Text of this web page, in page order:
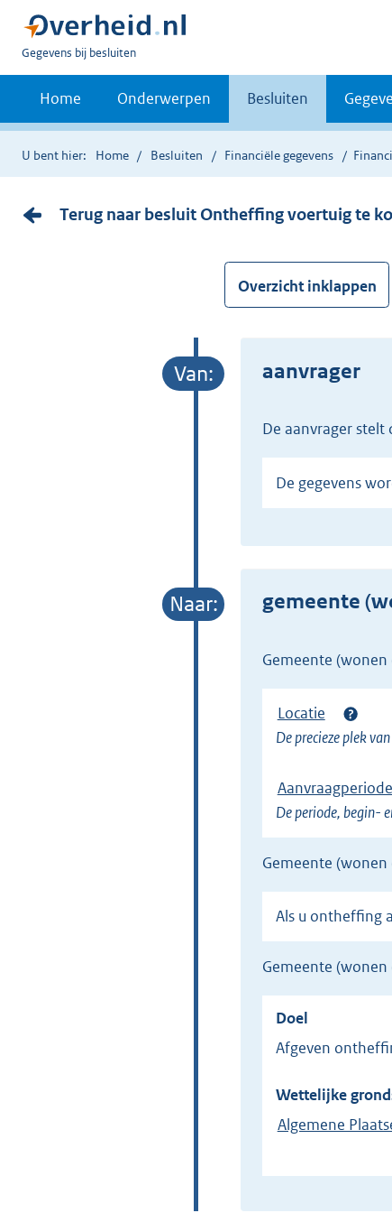
U
bent
Gegevens bij besluiten
Home Onderwerpen Besluiten
U bent hier: Home Besluiten Financiële gegevens
Terug naar besluit Ontheffing voertuig te
Overzicht inklappen
aanvrager
de aanvrager
De gegevens
gemeente
gemeente
Locatie
De precieze plek
Aanvraagperiode
De periode, begin-
gemeente
Als u
gemeente
Doel
Afgeven
Wettelijke
Algemene